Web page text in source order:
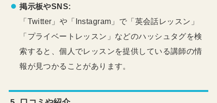
掲示板やSNS:
「Twitter」や「Instagram」で「英会話レッスン」
「プライベートレッスン」などのハッシュタグを検
索すると、個人でレッスンを提供している講師の情
報が見つかることがあります。